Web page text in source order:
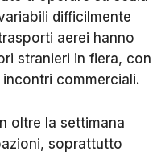
difficilmente
aerei hanno
stranieri in fiera, con
commerciali.
oltre la settimana
soprattutto